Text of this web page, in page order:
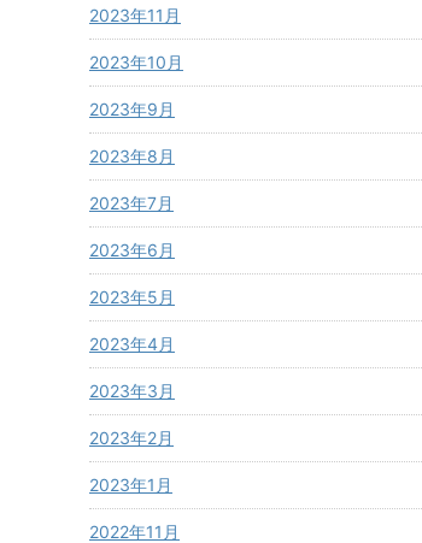
2023年11月
2023年10月
2023年9月
2023年8月
2023年7月
2023年6月
2023年5月
2023年4月
2023年3月
2023年2月
2023年1月
2022年11月